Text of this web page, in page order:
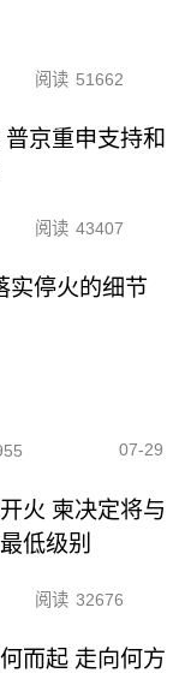
阅读 51662
京重申支持和
阅读 43407
实停火的细节
07-29
火 柬决定将与
低级别
阅读 32676
而起 走向何方